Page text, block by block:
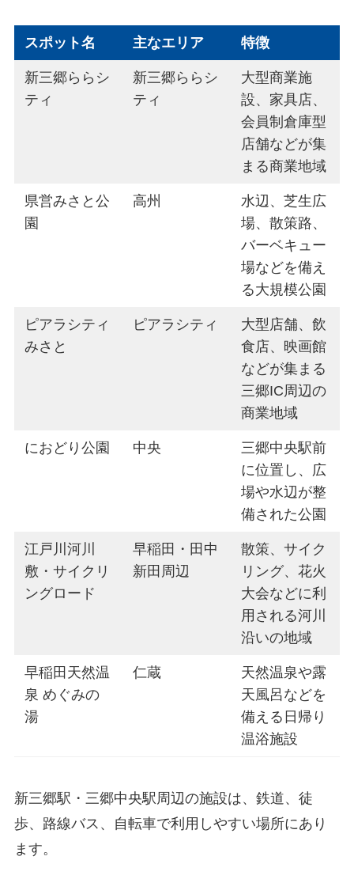
スポット名 主なエリア 特徴
新三郷ららシ
ティ
新三郷ららシ
ティ
大型商業施
設、家具店、
会員制倉庫型
店舗などが集
まる商業地域
県営みさと公
園
高州
水辺、芝生広
場、散策路、
バーベキュー
場などを備え
る大規模公園
ピアラシティ
みさと
ピアラシティ
大型店舗、飲
食店、映画館
などが集まる
三郷IC周辺の
商業地域
におどり公園 中央
三郷中央駅前
に位置し、広
場や水辺が整
備された公園
江戸川河川
敷・サイクリ
ングロード
早稲田・田中
新田周辺
散策、サイク
リング、花火
大会などに利
用される河川
沿いの地域
早稲田天然温
泉 めぐみの
湯
仁蔵
天然温泉や露
天風呂などを
備える日帰り
温浴施設
新三郷駅・三郷中央駅周辺の施設は、鉄道、徒
歩、路線バス、自転車で利用しやすい場所にあり
ます。